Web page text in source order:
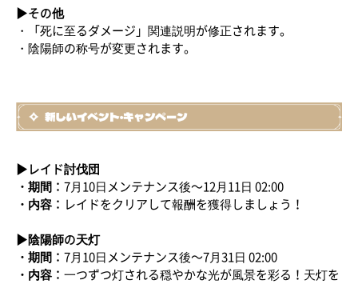
▶その他
・「死に至るダメージ」関連説明が修正されます。
・陰陽師の称号が変更されます。
▶レイド討伐団
・期間： 7月10日メンテナンス後～12月11日 02:00
・内容： レイドをクリアして報酬を獲得しましょう！
▶陰陽師の天灯
・期間： 7月10日メンテナンス後～7月31日 02:00
・内容： 一つずつ灯される穏やかな光が風景を彩る！天灯を